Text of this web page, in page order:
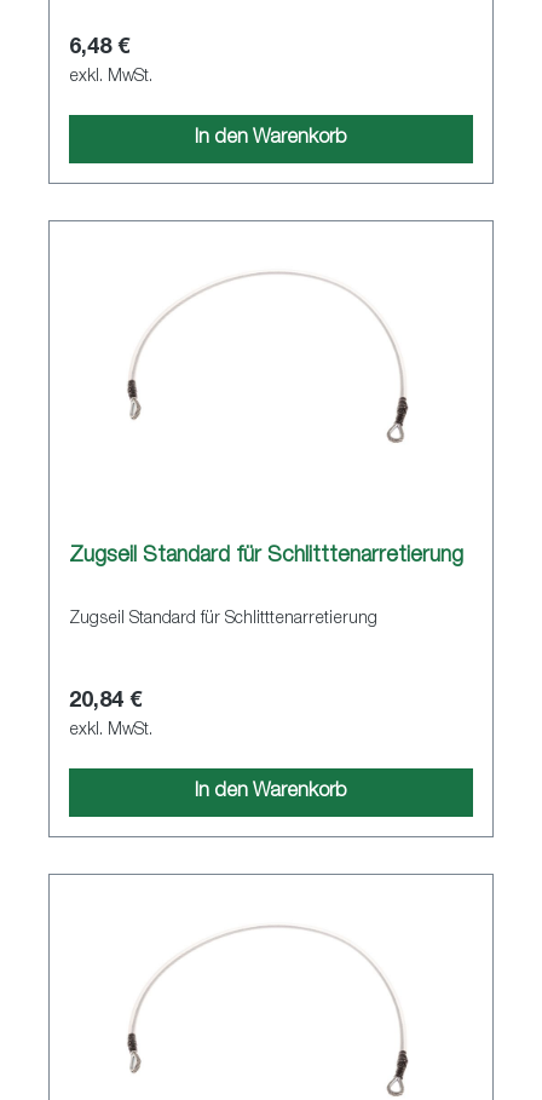
6,48 €
exkl. MwSt.
In den Warenkorb
Zugseil Standard für Schlitttenarretierung
Zugseil Standard für Schlitttenarretierung
20,84 €
exkl. MwSt.
In den Warenkorb